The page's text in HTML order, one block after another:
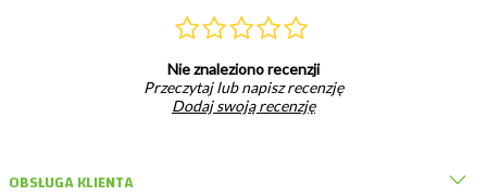
Nie znaleziono recenzji
Przeczytaj lub napisz recenzję
Dodaj swoją recenzję
OBSŁUGA KLIENTA